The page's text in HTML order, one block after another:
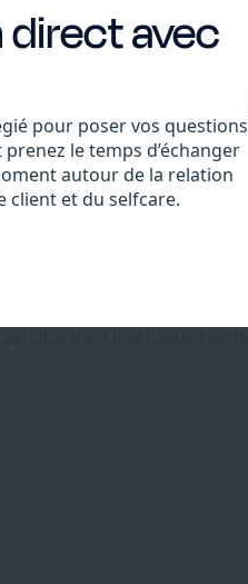
direct avec
pour poser vos questions
le temps d’échanger
autour de la relation
client et du selfcare.